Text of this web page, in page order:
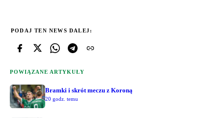
PODAJ TEN NEWS DALEJ:
POWIĄZANE ARTYKUŁY
Bramki i skrót meczu z Koroną
20 godz. temu